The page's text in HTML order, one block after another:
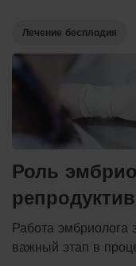
осуществляется в
всего несколько
Лечение бесплодия
Роль
Работа эмбриолога
важный этап в